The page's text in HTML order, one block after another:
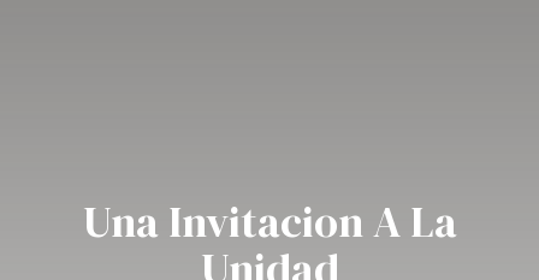
Una Invitacion A La
Unidad